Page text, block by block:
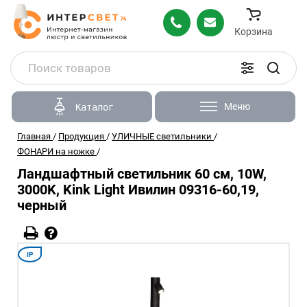
Корзина
Каталог Меню
Главная / Продукция / УЛИЧНЫЕ светильники /
ФОНАРИ на ножке /
Ландшафтный светильник 60 см, 10W,
3000K, Kink Light Ивилин 09316-60,19,
черный
IP